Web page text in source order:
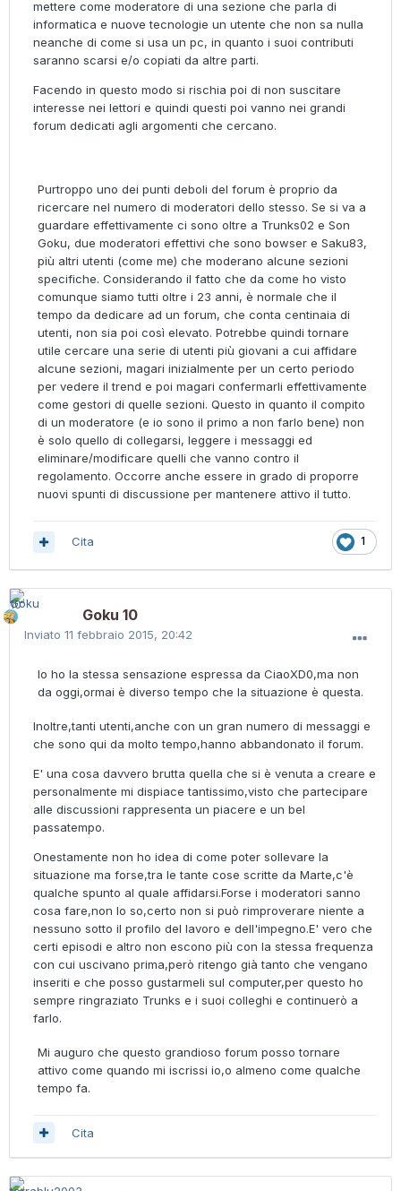
mettere come moderatore di una sezione che parla di
informatica e nuove tecnologie un utente che non sa nulla
neanche di come si usa un pc, in quanto i suoi contributi
saranno scarsi e/o copiati da altre parti.
Facendo in questo modo si rischia poi di non suscitare
interesse nei lettori e quindi questi poi vanno nei grandi
forum dedicati agli argomenti che cercano.
Purtroppo uno dei punti deboli del forum è proprio da
ricercare nel numero di moderatori dello stesso. Se si va a
guardare effettivamente ci sono oltre a Trunks02 e Son
Goku, due moderatori effettivi che sono bowser e Saku83,
più altri utenti (come me) che moderano alcune sezioni
specifiche. Considerando il fatto che da come ho visto
comunque siamo tutti oltre i 23 anni, è normale che il
tempo da dedicare ad un forum, che conta centinaia di
utenti, non sia poi così elevato. Potrebbe quindi tornare
utile cercare una serie di utenti più giovani a cui affidare
alcune sezioni, magari inizialmente per un certo periodo
per vedere il trend e poi magari confermarli effettivamente
come gestori di quelle sezioni. Questo in quanto il compito
di un moderatore (e io sono il primo a non farlo bene) non
è solo quello di collegarsi, leggere i messaggi ed
eliminare/modificare quelli che vanno contro il
regolamento. Occorre anche essere in grado di proporre
nuovi spunti di discussione per mantenere attivo il tutto.
1
Cita
Goku 10
Inviato 11 febbraio 2015, 20:42
Io ho la stessa sensazione espressa da CiaoXD0,ma non
da oggi,ormai è diverso tempo che la situazione è questa.
Inoltre,tanti utenti,anche con un gran numero di messaggi e
che sono qui da molto tempo,hanno abbandonato il forum.
E' una cosa davvero brutta quella che si è venuta a creare e
personalmente mi dispiace tantissimo,visto che partecipare
alle discussioni rappresenta un piacere e un bel
passatempo.
Onestamente non ho idea di come poter sollevare la
situazione ma forse,tra le tante cose scritte da Marte,c'è
qualche spunto al quale affidarsi.Forse i moderatori sanno
cosa fare,non lo so,certo non si può rimproverare niente a
nessuno sotto il profilo del lavoro e dell'impegno.E' vero che
certi episodi e altro non escono più con la stessa frequenza
con cui uscivano prima,però ritengo già tanto che vengano
inseriti e che posso gustarmeli sul computer,per questo ho
sempre ringraziato Trunks e i suoi colleghi e continuerò a
farlo.
Mi auguro che questo grandioso forum posso tornare
attivo come quando mi iscrissi io,o almeno come qualche
tempo fa.
Cita